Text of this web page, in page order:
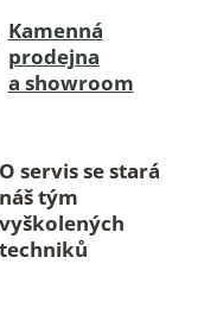
Kamenná
prodejna
a showroom
O servis se stará
náš tým
vyškolených
techniků